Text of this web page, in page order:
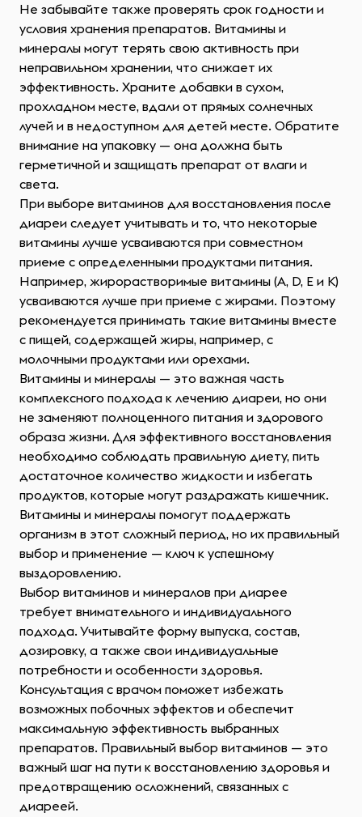
Не забывайте также проверять срок годности и
условия хранения препаратов. Витамины и
минералы могут терять свою активность при
неправильном хранении, что снижает их
эффективность. Храните добавки в сухом,
прохладном месте, вдали от прямых солнечных
лучей и в недоступном для детей месте. Обратите
внимание на упаковку — она должна быть
герметичной и защищать препарат от влаги и
света.
При выборе витаминов для восстановления после
диареи следует учитывать и то, что некоторые
витамины лучше усваиваются при совместном
приеме с определенными продуктами питания.
Например, жирорастворимые витамины (A, D, E и K)
усваиваются лучше при приеме с жирами. Поэтому
рекомендуется принимать такие витамины вместе
с пищей, содержащей жиры, например, с
молочными продуктами или орехами.
Витамины и минералы — это важная часть
комплексного подхода к лечению диареи, но они
не заменяют полноценного питания и здорового
образа жизни. Для эффективного восстановления
необходимо соблюдать правильную диету, пить
достаточное количество жидкости и избегать
продуктов, которые могут раздражать кишечник.
Витамины и минералы помогут поддержать
организм в этот сложный период, но их правильный
выбор и применение — ключ к успешному
выздоровлению.
Выбор витаминов и минералов при диарее
требует внимательного и индивидуального
подхода. Учитывайте форму выпуска, состав,
дозировку, а также свои индивидуальные
потребности и особенности здоровья.
Консультация с врачом поможет избежать
возможных побочных эффектов и обеспечит
максимальную эффективность выбранных
препаратов. Правильный выбор витаминов — это
важный шаг на пути к восстановлению здоровья и
предотвращению осложнений, связанных с
диареей.